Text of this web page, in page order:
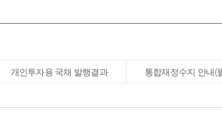
개인투자용 국채 발행결과 통합재정수지 안내(